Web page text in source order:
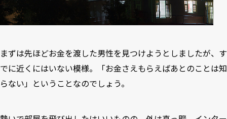
まずは先ほどお金を渡した男性を見つけようとしましたが、す
でに近くにはいない模様。「お金さえもらえばあとのことは知
らない」ということなのでしょう。